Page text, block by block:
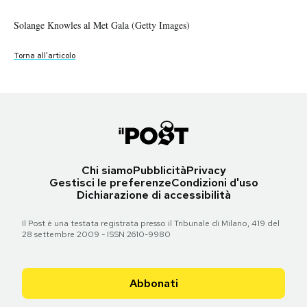
Regala il Post
Solange Knowles al Met Gala (Getty Images)
Torna all'articolo
Chi siamoPubblicitàPrivacy
Gestisci le preferenzeCondizioni d'uso
Dichiarazione di accessibilità
Il Post è una testata registrata presso il Tribunale di Milano, 419 del
28 settembre 2009 - ISSN 2610-9980
Abbonati